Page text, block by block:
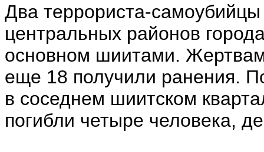
Два террориста-
центральных районов
основном шиитами.
еще 18 получили ранения.
в соседнем шиитском
погибли четыре человека,